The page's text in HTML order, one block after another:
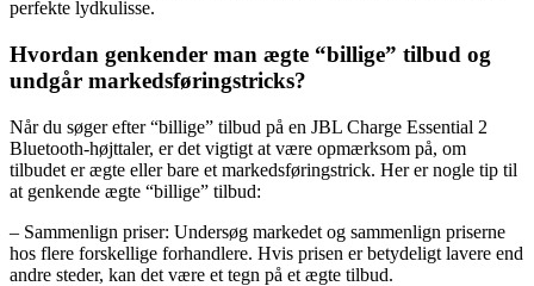
perfekte lydkulisse.
Hvordan genkender man ægte “billige” tilbud og
undgår markedsføringstricks?
Når du søger efter “billige” tilbud på en JBL Charge Essential 2
Bluetooth-højttaler, er det vigtigt at være opmærksom på, om
tilbudet er ægte eller bare et markedsføringstrick. Her er nogle tip til
at genkende ægte “billige” tilbud:
– Sammenlign priser: Undersøg markedet og sammenlign priserne
hos flere forskellige forhandlere. Hvis prisen er betydeligt lavere end
andre steder, kan det være et tegn på et ægte tilbud.